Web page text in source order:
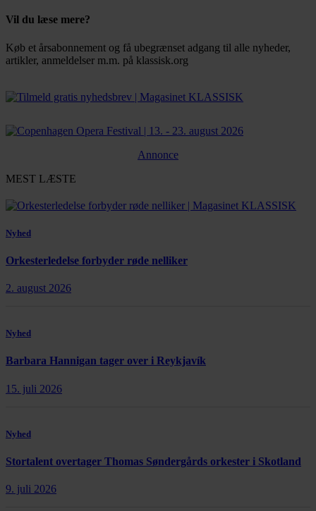
Vil du læse mere?
Køb et årsabonnement og få ubegrænset adgang til alle nyheder,
artikler, anmeldelser m.m. på klassisk.org
Annonce
MEST LÆSTE
Nyhed
Orkesterledelse forbyder røde nelliker
2. august 2026
Nyhed
Barbara Hannigan tager over i Reykjavík
15. juli 2026
Nyhed
Stortalent overtager Thomas Søndergårds orkester i Skotland
9. juli 2026